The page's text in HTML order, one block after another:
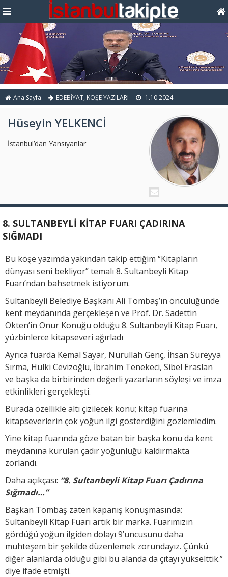
Ana Sayfa EDEBİYAT, KÖŞE YAZILARI 1.10.2024
Hüseyin YELKENCİ
İstanbul’dan Yansıyanlar
8. SULTANBEYLİ KİTAP FUARI ÇADIRINA
SIĞMADI
Bu köşe yazımda yakından takip ettiğim “Kitapların
dünyası seni bekliyor” temalı 8. Sultanbeyli Kitap
Fuarı’ndan bahsetmek istiyorum.
Sultanbeyli Belediye Başkanı Ali Tombaş’ın öncülüğünde
kent meydanında gerçekleşen ve Prof. Dr. Sadettin
Ökten’in Onur Konuğu olduğu 8. Sultanbeyli Kitap Fuarı,
yüzbinlerce kitapseveri ağırladı
Ayrıca fuarda Kemal Sayar, Nurullah Genç, İhsan Süreyya
Sırma, Hulki Cevizoğlu, İbrahim Tenekeci, Sibel Eraslan
ve başka da birbirinden değerli yazarların söyleşi ve imza
etkinlikleri gerçekleşti.
Burada özellikle altı çizilecek konu; kitap fuarına
kitapseverlerin çok yoğun ilgi gösterdiğini gözlemledim.
Yine kitap fuarında göze batan bir başka konu da kent
meydanına kurulan çadır yoğunluğu kaldırmakta
zorlandı.
Daha açıkçası: “8. Sultanbeyli Kitap Fuarı Çadırına
Sığmadı…”
Başkan Tombaş zaten kapanış konuşmasında:
Sultanbeyli Kitap Fuarı artık bir marka. Fuarımızın
gördüğü yoğun ilgiden dolayı 9’uncusunu daha
muhteşem bir şekilde düzenlemek zorundayız. Çünkü
diğer alanlarda olduğu gibi bu alanda da çıtayı yükselttik.”
diye ifade etmişti.